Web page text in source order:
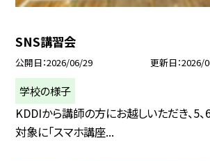
SNS講習会
公開日 2026/06/29 更新日 2026/
学校の様子
KDDIから講師の方にお越しいただき、5
対象に「スマホ講座...